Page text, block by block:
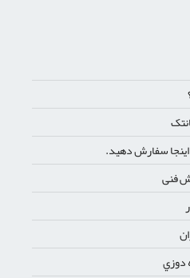
سفارش دهید.
فنی
دوزي